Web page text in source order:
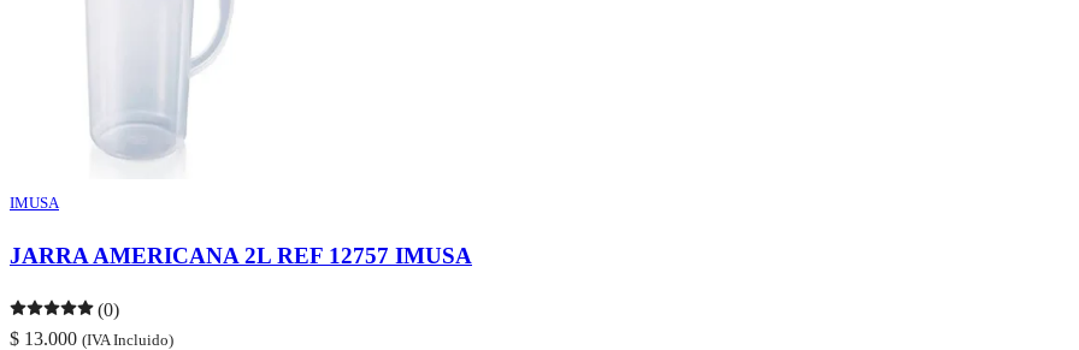
IMUSA
JARRA AMERICANA 2L REF 12757 IMUSA
(0)
$ 13.000 (IVA Incluido)